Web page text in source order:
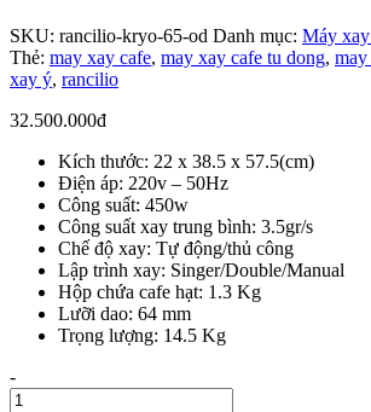
SKU: rancilio-kryo-65-od Danh mục: Máy
Thẻ: may xay cafe, may xay cafe tu dong, may
xay ý, rancilio
32.500.000đ
Kích thước: 22 x 38.5 x 57.5(cm)
Điện áp: 220v – 50Hz
Công suất: 450w
Công suất xay trung bình: 3.5gr/s
Chế độ xay: Tự động/thủ công
Lập trình xay: Singer/Double/Manual
Hộp chứa cafe hạt: 1.3 Kg
Lưỡi dao: 64 mm
Trọng lượng: 14.5 Kg
Số
lượng
-